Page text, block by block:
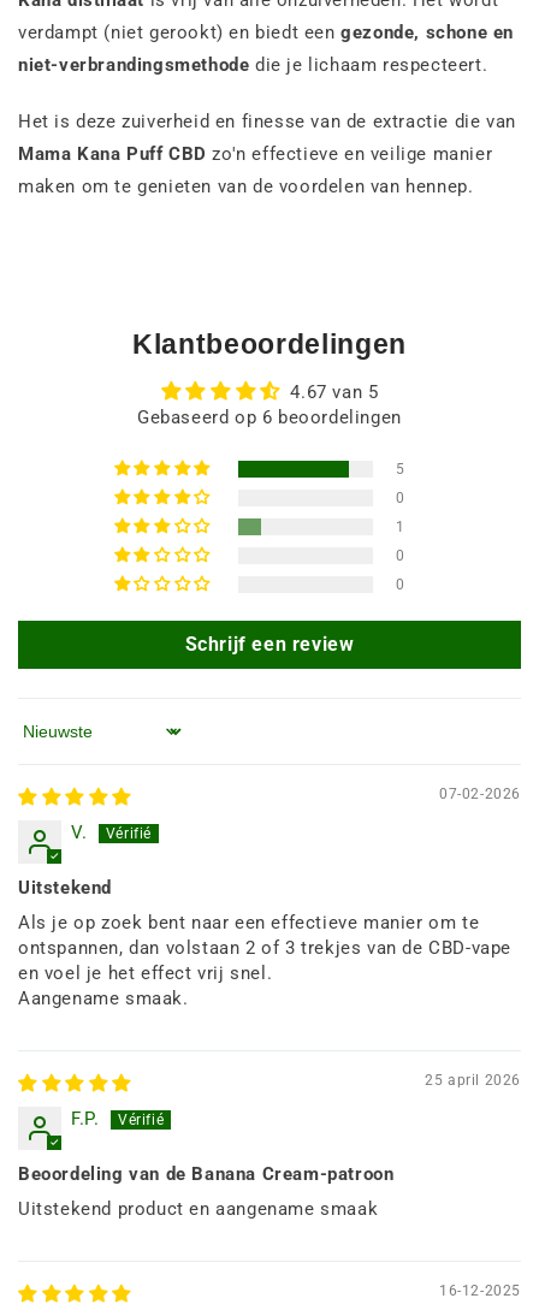
verdampt (niet gerookt) en biedt eengezonde, schone en
niet-verbrandingsmethode die je lichaam respecteert.
Het is deze zuiverheid en finesse van de extractie die van
Mama Kana Puff CBD zo'n effectieve en veilige manier
maken om te genieten van de voordelen van hennep.
Klantbeoordelingen
4.67 van 5
Gebaseerd op 6 beoordelingen
5
0
1
0
0
Schrijf een review
Sorteren op
07-02-2026
V.
Uitstekend
Als je op zoek bent naar een effectieve manier om te
ontspannen, dan volstaan 2 of 3 trekjes van de CBD-vape
en voel je het effect vrij snel.
Aangename smaak.
25 april 2026
F.P.
Beoordeling van de Banana Cream-patroon
Uitstekend product en aangename smaak
16-12-2025